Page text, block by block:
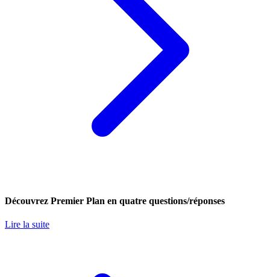
Découvrez Premier Plan en quatre questions/réponses
Lire la suite